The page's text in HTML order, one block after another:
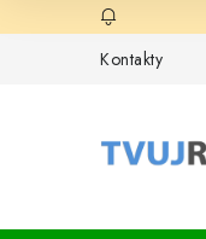
na
Kontakty